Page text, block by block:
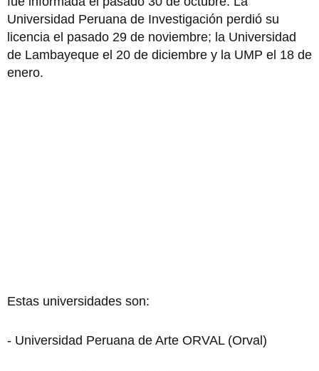
Universidad Peruana de Investigación perdió su
licencia el pasado 29 de noviembre; la Universidad
de Lambayeque el 20 de diciembre y la UMP el 18 de
enero.
Estas universidades son:
- Universidad Peruana de Arte ORVAL (Orval)